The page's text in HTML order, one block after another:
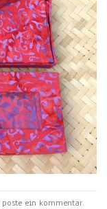
poste ein kommentar.